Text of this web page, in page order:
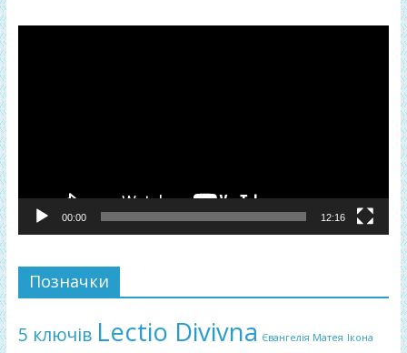
00:00 12:16
Позначки
5 ключів Lectio Divivna Євангелія Матея Ікона